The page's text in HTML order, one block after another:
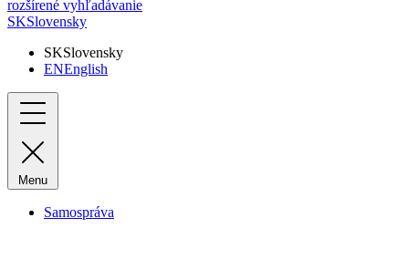
rozšírené vyhľadávanie
SKSlovensky
SKSlovensky
ENEnglish
Menu
Samospráva